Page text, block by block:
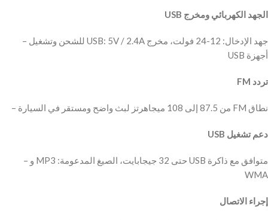
– ‫جهد الإدخال: 12-24 فولت، مخرج USB: 5V / 2.4A للشحن وتشغيل
– ‫متوافق مع ذاكرة USB حتى 32 جيجابايت، الصيغ المدعومة: MP3 و